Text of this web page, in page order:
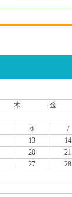
木 金
6 7
13 14
20 21
27 28